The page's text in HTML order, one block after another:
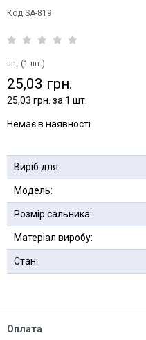
Код SA-819
шт. (1 шт.)
25,03 грн.
25,03 грн. за 1 шт.
Немає в наявності
Виріб для:
Модель:
Розмір сальника:
Матеріал виробу:
Стан:
Оплата